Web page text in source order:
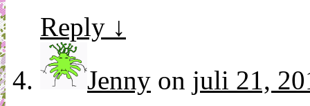
Reply ↓
Jenny on juli 21,